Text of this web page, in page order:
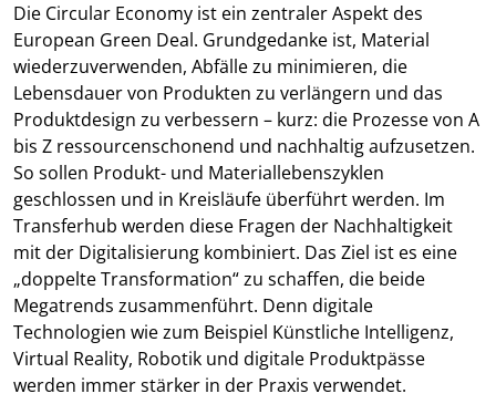
Die Circular Economy ist ein zentraler Aspekt des
European Green Deal. Grundgedanke ist, Material
wiederzuverwenden, Abfälle zu minimieren, die
Lebensdauer von Produkten zu verlängern und das
Produktdesign zu verbessern – kurz: die Prozesse von A
bis Z ressourcenschonend und nachhaltig aufzusetzen.
So sollen Produkt- und Materiallebenszyklen
geschlossen und in Kreisläufe überführt werden. Im
Transferhub werden diese Fragen der Nachhaltigkeit
mit der Digitalisierung kombiniert. Das Ziel ist es eine
„doppelte Transformation“ zu schaffen, die beide
Megatrends zusammenführt. Denn digitale
Technologien wie zum Beispiel Künstliche Intelligenz,
Virtual Reality, Robotik und digitale Produktpässe
werden immer stärker in der Praxis verwendet.